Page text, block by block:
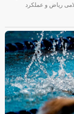
ریاض و عملکرد